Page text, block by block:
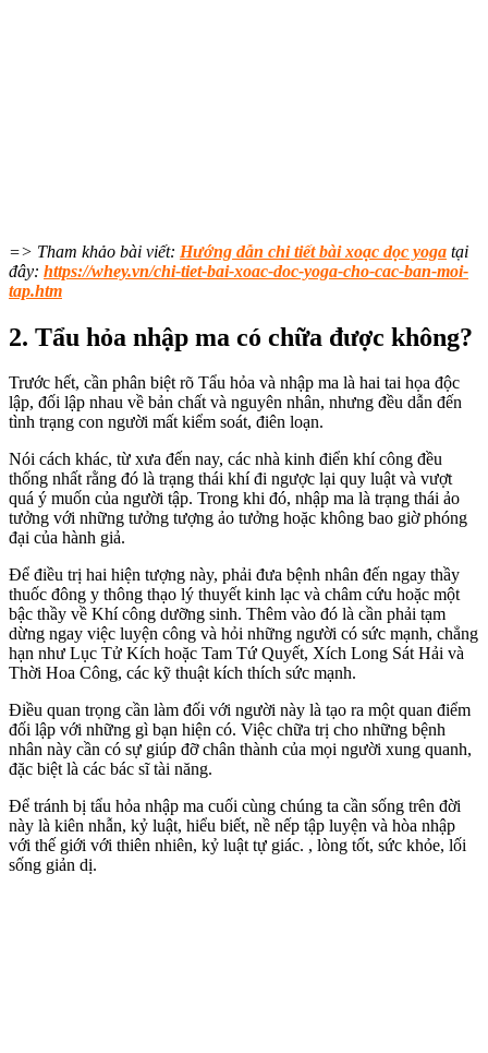
=> Tham khảo bài viết: Hướng dẫn chi tiết bài xoạc dọc yoga tại
đây: https://whey.vn/chi-tiet-bai-xoac-doc-yoga-cho-cac-ban-moi-
tap.htm
2. Tẩu hỏa nhập ma có chữa được không?
Trước hết, cần phân biệt rõ Tẩu hỏa và nhập ma là hai tai họa độc
lập, đối lập nhau về bản chất và nguyên nhân, nhưng đều dẫn đến
tình trạng con người mất kiểm soát, điên loạn.
Nói cách khác, từ xưa đến nay, các nhà kinh điển khí công đều
thống nhất rằng đó là trạng thái khí đi ngược lại quy luật và vượt
quá ý muốn của người tập. Trong khi đó, nhập ma là trạng thái ảo
tưởng với những tưởng tượng ảo tưởng hoặc không bao giờ phóng
đại của hành giả.
Để điều trị hai hiện tượng này, phải đưa bệnh nhân đến ngay thầy
thuốc đông y thông thạo lý thuyết kinh lạc và châm cứu hoặc một
bậc thầy về Khí công dưỡng sinh. Thêm vào đó là cần phải tạm
dừng ngay việc luyện công và hỏi những người có sức mạnh, chẳng
hạn như Lục Tử Kích hoặc Tam Tứ Quyết, Xích Long Sát Hải và
Thời Hoa Công, các kỹ thuật kích thích sức mạnh.
Điều quan trọng cần làm đối với người này là tạo ra một quan điểm
đối lập với những gì bạn hiện có. Việc chữa trị cho những bệnh
nhân này cần có sự giúp đỡ chân thành của mọi người xung quanh,
đặc biệt là các bác sĩ tài năng.
Để tránh bị tẩu hỏa nhập ma cuối cùng chúng ta cần sống trên đời
này là kiên nhẫn, kỷ luật, hiểu biết, nề nếp tập luyện và hòa nhập
với thế giới với thiên nhiên, kỷ luật tự giác. , lòng tốt, sức khỏe, lối
sống giản dị.